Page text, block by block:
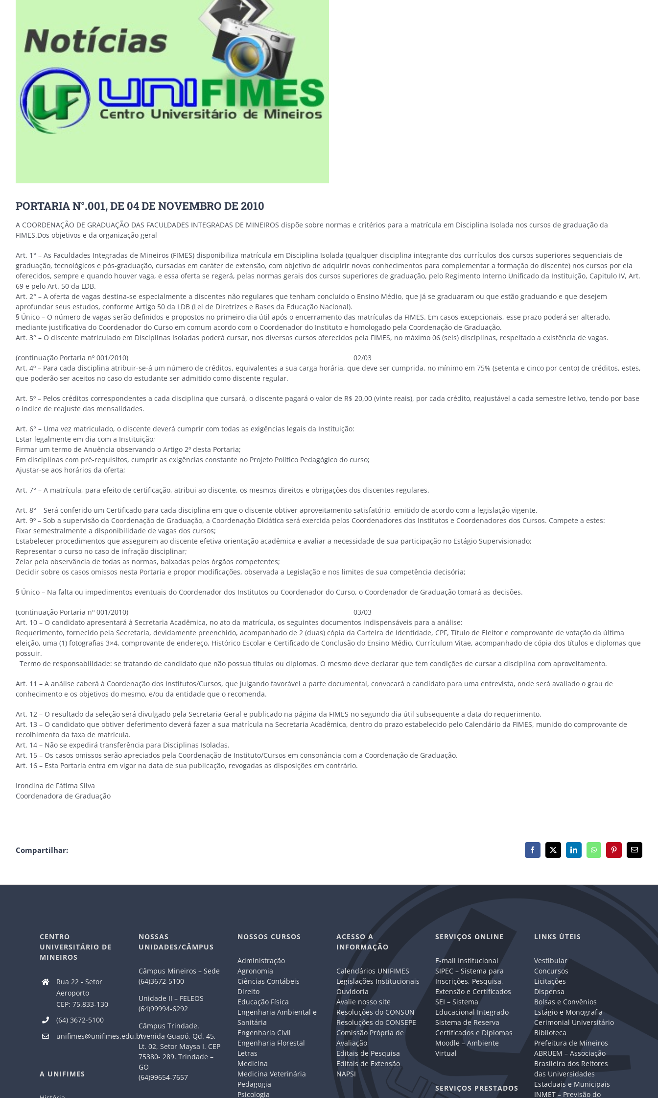
PORTARIA N°.001, DE 04 DE NOVEMBRO DE 2010
A COORDENAÇÃO DE GRADUAÇÃO DAS FACULDADES INTEGRADAS DE MINEIROS dispõe sobre normas e critérios para a matrícula em Disciplina Isolada nos cursos de graduação da
FIMES.Dos objetivos e da organização geral
Art. 1° – As Faculdades Integradas de Mineiros (FIMES) disponibiliza matrícula em Disciplina Isolada (qualquer disciplina integrante dos currículos dos cursos superiores sequenciais de
graduação, tecnológicos e pós-graduação, cursadas em caráter de extensão, com objetivo de adquirir novos conhecimentos para complementar a formação do discente) nos cursos por ela
oferecidos, sempre e quando houver vaga, e essa oferta se regerá, pelas normas gerais dos cursos superiores de graduação, pelo Regimento Interno Unificado da Instituição, Capitulo IV, Art.
69 e pelo Art. 50 da LDB.
Art. 2° – A oferta de vagas destina-se especialmente a discentes não regulares que tenham concluído o Ensino Médio, que já se graduaram ou que estão graduando e que desejem
aprofundar seus estudos, conforme Artigo 50 da LDB (Lei de Diretrizes e Bases da Educação Nacional).
§ Único – O número de vagas serão definidos e propostos no primeiro dia útil após o encerramento das matrículas da FIMES. Em casos excepcionais, esse prazo poderá ser alterado,
mediante justificativa do Coordenador do Curso em comum acordo com o Coordenador do Instituto e homologado pela Coordenação de Graduação.
Art. 3° – O discente matriculado em Disciplinas Isoladas poderá cursar, nos diversos cursos oferecidos pela FIMES, no máximo 06 (seis) disciplinas, respeitado a existência de vagas.
(continuação Portaria nº 001/2010) 02/03
Art. 4º – Para cada disciplina atribuir-se-á um número de créditos, equivalentes a sua carga horária, que deve ser cumprida, no mínimo em 75% (setenta e cinco por cento) de créditos, estes,
que poderão ser aceitos no caso do estudante ser admitido como discente regular.
Art. 5º – Pelos créditos correspondentes a cada disciplina que cursará, o discente pagará o valor de R$ 20,00 (vinte reais), por cada crédito, reajustável a cada semestre letivo, tendo por base
o índice de reajuste das mensalidades.
Art. 6° – Uma vez matriculado, o discente deverá cumprir com todas as exigências legais da Instituição:
Estar legalmente em dia com a Instituição;
Firmar um termo de Anuência observando o Artigo 2º desta Portaria;
Em disciplinas com pré-requisitos, cumprir as exigências constante no Projeto Político Pedagógico do curso;
Ajustar-se aos horários da oferta;
Art. 7° – A matrícula, para efeito de certificação, atribui ao discente, os mesmos direitos e obrigações dos discentes regulares.
Art. 8° – Será conferido um Certificado para cada disciplina em que o discente obtiver aproveitamento satisfatório, emitido de acordo com a legislação vigente.
Art. 9º – Sob a supervisão da Coordenação de Graduação, a Coordenação Didática será exercida pelos Coordenadores dos Institutos e Coordenadores dos Cursos. Compete a estes:
Fixar semestralmente a disponibilidade de vagas dos cursos;
Estabelecer procedimentos que assegurem ao discente efetiva orientação acadêmica e avaliar a necessidade de sua participação no Estágio Supervisionado;
Representar o curso no caso de infração disciplinar;
Zelar pela observância de todas as normas, baixadas pelos órgãos competentes;
Decidir sobre os casos omissos nesta Portaria e propor modificações, observada a Legislação e nos limites de sua competência decisória;
§ Único – Na falta ou impedimentos eventuais do Coordenador dos Institutos ou Coordenador do Curso, o Coordenador de Graduação tomará as decisões.
(continuação Portaria nº 001/2010) 03/03
Art. 10 – O candidato apresentará à Secretaria Acadêmica, no ato da matrícula, os seguintes documentos indispensáveis para a análise:
Requerimento, fornecido pela Secretaria, devidamente preenchido, acompanhado de 2 (duas) cópia da Carteira de Identidade, CPF, Título de Eleitor e comprovante de votação da última
eleição, uma (1) fotografias 3×4, comprovante de endereço, Histórico Escolar e Certificado de Conclusão do Ensino Médio, Currículum Vitae, acompanhado de cópia dos títulos e diplomas que
possuir.
Termo de responsabilidade: se tratando de candidato que não possua títulos ou diplomas. O mesmo deve declarar que tem condições de cursar a disciplina com aproveitamento.
Art. 11 – A análise caberá à Coordenação dos Institutos/Cursos, que julgando favorável a parte documental, convocará o candidato para uma entrevista, onde será avaliado o grau de
conhecimento e os objetivos do mesmo, e/ou da entidade que o recomenda.
Art. 12 – O resultado da seleção será divulgado pela Secretaria Geral e publicado na página da FIMES no segundo dia útil subsequente a data do requerimento.
Art. 13 – O candidato que obtiver deferimento deverá fazer a sua matrícula na Secretaria Acadêmica, dentro do prazo estabelecido pelo Calendário da FIMES, munido do comprovante de
recolhimento da taxa de matrícula.
Art. 14 – Não se expedirá transferência para Disciplinas Isoladas.
Art. 15 – Os casos omissos serão apreciados pela Coordenação de Instituto/Cursos em consonância com a Coordenação de Graduação.
Art. 16 – Esta Portaria entra em vigor na data de sua publicação, revogadas as disposições em contrário.
Irondina de Fátima Silva
Coordenadora de Graduação
Compartilhar: Facebook
X LinkedInWhatsAppPinterest
E-
mail
CENTRO
UNIVERSITÁRIO DE
MINEIROS
Rua 22 - Setor
Aeroporto
CEP: 75.833-130
(64) 3672-5100
unifimes@unifimes.edu.br
A UNIFIMES
NOSSAS
UNIDADES/CÂMPUS
Câmpus Mineiros – Sede
(64)3672-5100
Unidade II – FELEOS
(64)99994-6292
Câmpus Trindade.
Avenida Guapó, Qd. 45,
Lt. 02, Setor Maysa I. CEP
75380- 289. Trindade –
GO
(64)99654-7657
NOSSOS CURSOS
Administração
Agronomia
Ciências Contábeis
Direito
Educação Física
Engenharia Ambiental e
Sanitária
Engenharia Civil
Engenharia Florestal
Letras
Medicina
Medicina Veterinária
Pedagogia
Psicologia
ACESSO A
INFORMAÇÃO
Calendários UNIFIMES
Legislações Institucionais
Ouvidoria
Avalie nosso site
Resoluções do CONSUN
Resoluções do CONSEPE
Comissão Própria de
Avaliação
Editais de Pesquisa
Editais de Extensão
NAPSI
SERVIÇOS ONLINE
E-mail Institucional
SIPEC – Sistema para
Inscrições, Pesquisa,
Extensão e Certificados
SEI – Sistema
Educacional Integrado
Sistema de Reserva
Certificados e Diplomas
Moodle – Ambiente
Virtual
SERVIÇOS PRESTADOS
LINKS ÚTEIS
Vestibular
Concursos
Licitações
Dispensa
Bolsas e Convênios
Estágio e Monografia
Cerimonial Universitário
Biblioteca
Prefeitura de Mineiros
ABRUEM – Associação
Brasileira dos Reitores
das Universidades
Estaduais e Municipais
INMET – Previsão do